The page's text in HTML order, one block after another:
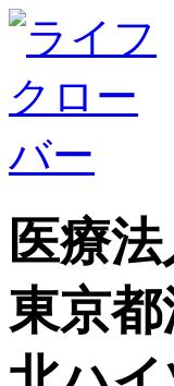
医療
東京